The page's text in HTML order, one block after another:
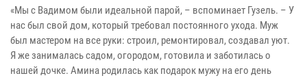
«Мы с Вадимом были идеальной парой, – вспоминает Гузель. – У
нас был свой дом, который требовал постоянного ухода. Муж
был мастером на все руки: строил, ремонтировал, создавал уют.
Я же занималась садом, огородом, готовила и заботилась о
нашей дочке. Амина родилась как подарок мужу на его день